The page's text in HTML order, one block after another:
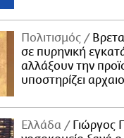
Πολιτισμός
σε πυρηνική
αλλάξουν την
υποστηρίζει
Ελλάδα
Γιώργος